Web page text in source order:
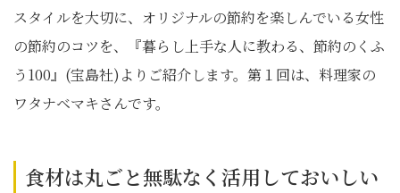
スタイルを大切に、オリジナルの節約を楽しんでいる女性
の節約のコツを、『暮らし上手な人に教わる、節約のくふ
う100』(宝島社)よりご紹介します。第１回は、料理家の
ワタナベマキさんです。
食材は丸ごと無駄なく活用しておいしい